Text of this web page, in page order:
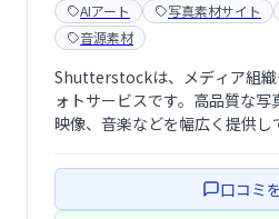
AIアート 写真素材サイト
音源素材
Shutterstockは、メディア組織
ォトサービスです。高品質な写
映像、音楽などを幅広く提供
す。マーケティングやクリエ
を、簡単に探し、利用できます
口コミ